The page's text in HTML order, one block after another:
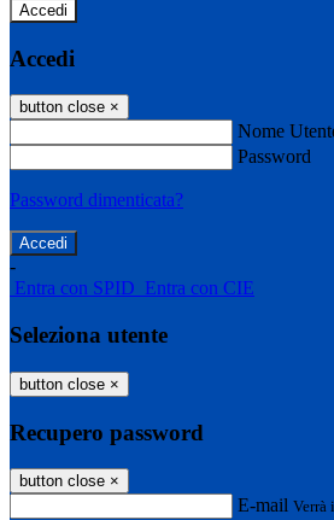
Accedi
Accedi
button close ×
Nome
Password
Password dimenticata?
-
Entra con SPID Entra con CIE
Seleziona utente
button close ×
Recupero password
button close ×
E-mail Verrà